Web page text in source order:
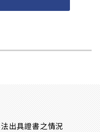
法出具證書之情況